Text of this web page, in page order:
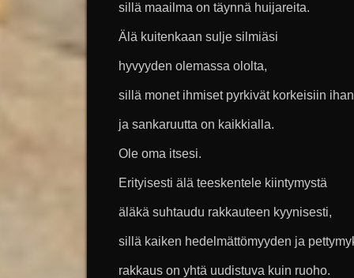
sillä maailma on täynnä huijareita.
Älä kuitenkaan sulje silmiäsi
hyvyyden olemassa ololta,
sillä monet ihmiset pyrkivät korkeisiin
ja sankaruutta on kaikkialla.
Ole oma itsesi.
Erityisesti älä teeskentele kiintymystä
äläkä suhtaudu rakkauteen kyynisesti,
sillä kaiken hedelmättömyyden ja
rakkaus on yhtä uudistuva kuin ruoho.